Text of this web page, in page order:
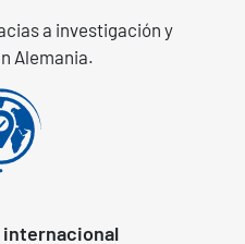
a investigación y
Alemania.